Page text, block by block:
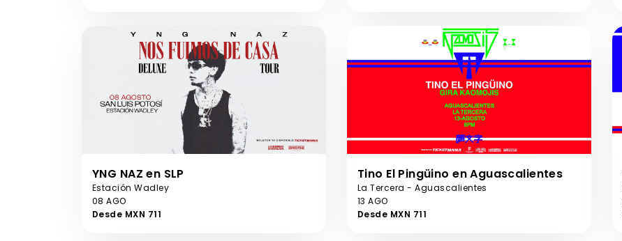
YNG NAZ en SLP
Estación Wadley
08 AGO
Desde MXN 711
Tino El Pingüino en Aguascalientes
La Tercera - Aguascalientes
13 AGO
Desde MXN 711